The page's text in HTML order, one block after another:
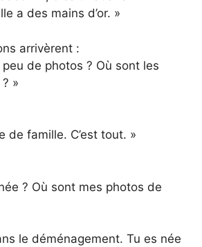
a des mains d’or. »
arrivèrent :
de photos ? Où sont les
»
famille. C’est tout. »
? Où sont mes photos de
le déménagement. Tu es née